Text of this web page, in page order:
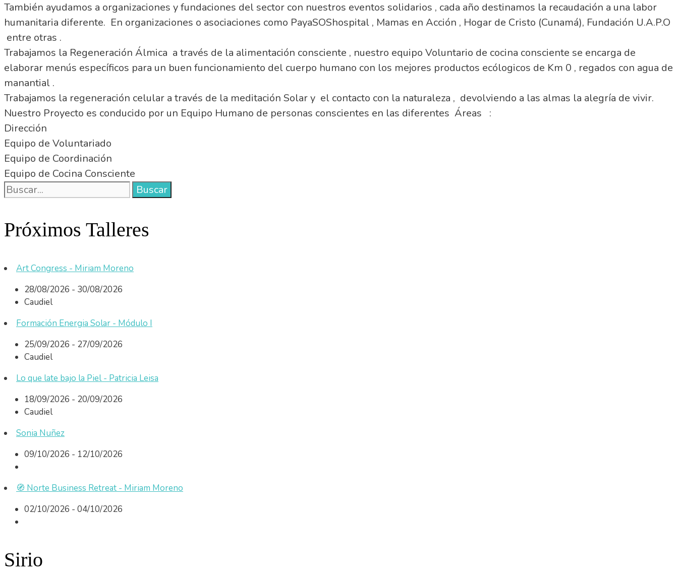
También ayudamos a organizaciones y fundaciones del sector con nuestros eventos solidarios , cada año destinamos la recaudación a una labor
humanitaria diferente. En organizaciones o asociaciones como PayaSOShospital , Mamas en Acción , Hogar de Cristo (Cunamá), Fundación U.A.P.O
entre otras .
Trabajamos la Regeneración Álmica a través de la alimentación consciente , nuestro equipo Voluntario de cocina consciente se encarga de
elaborar menús específicos para un buen funcionamiento del cuerpo humano con los mejores productos ecólogicos de Km 0 , regados con agua de
manantial .
Trabajamos la regeneración celular a través de la meditación Solar y el contacto con la naturaleza , devolviendo a las almas la alegría de vivir.
Nuestro Proyecto es conducido por un Equipo Humano de personas conscientes en las diferentes Áreas :
Dirección
Equipo de Voluntariado
Equipo de Coordinación
Equipo de Cocina Consciente
Buscar:
Próximos Talleres
Art Congress - Miriam Moreno
28/08/2026 - 30/08/2026
Caudiel
Formación Energia Solar - Módulo I
25/09/2026 - 27/09/2026
Caudiel
Lo que late bajo la Piel - Patricia Leisa
18/09/2026 - 20/09/2026
Caudiel
Sonia Nuñez
09/10/2026 - 12/10/2026
🧭 Norte Business Retreat - Miriam Moreno
02/10/2026 - 04/10/2026
Sirio